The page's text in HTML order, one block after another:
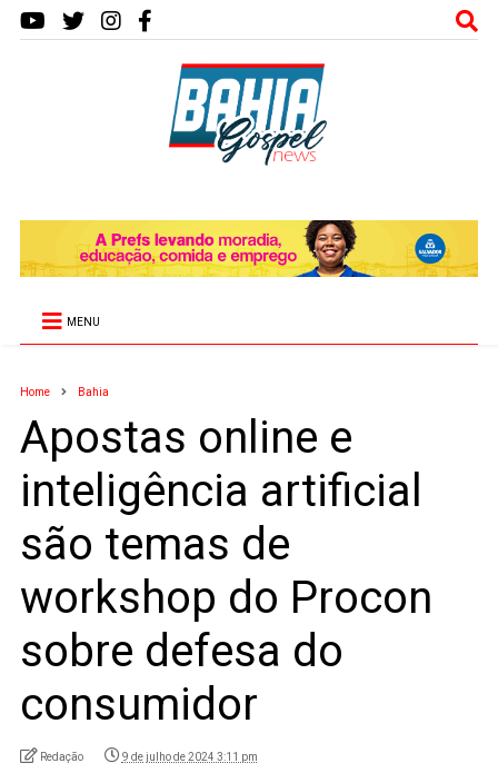
MENU
Home Bahia
Apostas online e
inteligência artificial
são temas de
workshop do Procon
sobre defesa do
consumidor
Redação 9 de julho de 2024 3:11 pm